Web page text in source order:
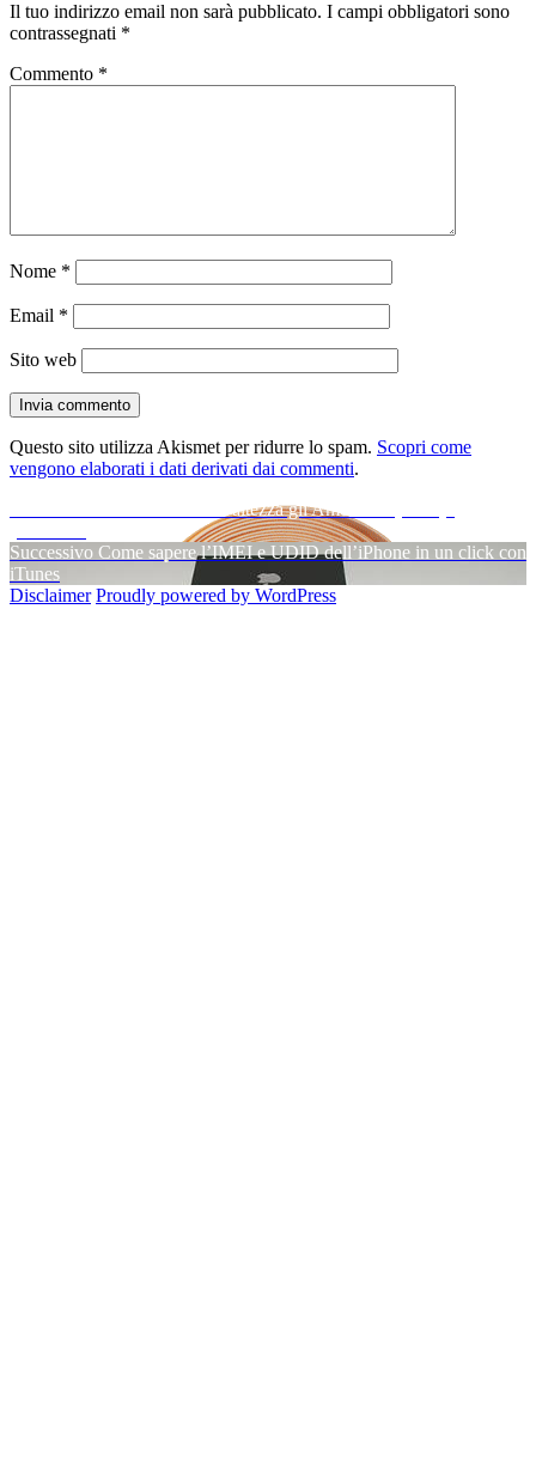
Il tuo indirizzo email non sarà pubblicato. I campi obbligatori sono
contrassegnati *
Commento *
Nome *
Email *
Sito web
Questo sito utilizza Akismet per ridurre lo spam. Scopri come
vengono elaborati i dati derivati dai commenti.
Navigazione
articoli
Come misurano l’altezza gli Americani (USA)?
Successivo Articolo
Come sapere l’IMEI e UDID dell’iPhone in un click con
iTunes
Disclaimer Proudly powered by WordPress